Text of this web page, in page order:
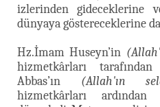
izlerinden gideceklerine
dünyaya göstereceklerine
Hz.İmam Huseyn’in
hizmetkârları
Abbas’ın (Allah'ın
hizmetkârları